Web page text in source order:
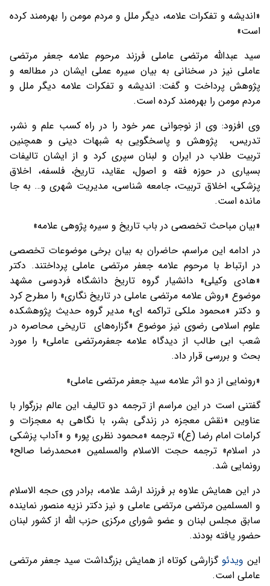
«اندیشه و تفکرات علامه، دیگر ملل و مردم مومن را بهره‌مند کرده
است»
سید عبدالله مرتضی عاملی فرزند مرحوم علامه جعفر مرتضی
عاملی نیز در سخنانی به بیان سیره عملی ایشان در مطالعه و
پژوهش پرداخت و گفت: اندیشه و تفکرات علامه دیگر ملل و
مردم مومن را بهره‌مند کرده است.
وی افزود: وی از نوجوانی عمر خود را در راه کسب علم و نشر،
تدریس، پژوهش و پاسخگویی به شبهات دینی و همچنین
تربیت طلاب در ایران و لبنان سپری کرد و از ایشان تالیفات
بسیاری در حوزه فقه و اصول، عقاید، تاریخ، فلسفه، اخلاق
پزشکی، اخلاق تربیت، جامعه شناسی، مدیریت شهری و… به جا
مانده است.
«بیان مباحث تخصصی در باب تاریخ و سیره پژوهی علامه»
در ادامه این مراسم، حاضران به بیان برخی موضوعات تخصصی
در ارتباط با مرحوم علامه جعفر مرتضی عاملی پرداختند. دکتر
«هادی وکیلی» دانشیار گروه تاریخ دانشگاه فردوسی مشهد
موضوع «روش علامه مرتضی عاملی در تاریخ نگاری» را مطرح کرد
و دکتر «محمود ملکی تراکمه ای» مدیر گروه حدیث پژوهشکده
علوم اسلامی رضوی نیز موضوع «گزاره‌های تاریخی محاصره در
شعب ابی طالب از دیدگاه علامه جعفرمرتضی عاملی» را مورد
بحث و بررسی قرار داد.
«رونمایی از دو اثر علامه سید جعفر مرتضی عاملی»
گفتنی است در این مراسم از ترجمه دو تالیف این عالم بزرگوار با
عناوین «نقش معجزه در زندگی بشر، با نگاهی به معجزات و
کرامات امام رضا (ع)» ترجمه «محمود نظری‌ پور» و «آداب پزشکی
در اسلام» ترجمه حجت الاسلام والمسلمین «محمدرضا صالح»
رونمایی شد.
در این همایش علاوه بر فرزند ارشد علامه، برادر وی حجه الاسلام
و المسلمین مرتضی مرتضی عاملی و نیز دکتر نزیه منصور نماینده
سابق مجلس لبنان و عضو شورای مرکزی حزب الله از کشور لبنان
حضور یافته بودند.
این ویدئو گزارشی کوتاه از همایش بزرگداشت سید جعفر مرتضی
عاملی است.